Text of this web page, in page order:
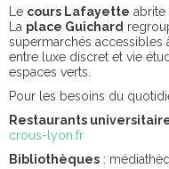
Le cours Lafayette abrite
La place Guichard
supermarchés accessibles
entre luxe discret et vie
espaces verts.
Pour les besoins du
Restaurants
crous-lyon.fr
Bibliothèques :